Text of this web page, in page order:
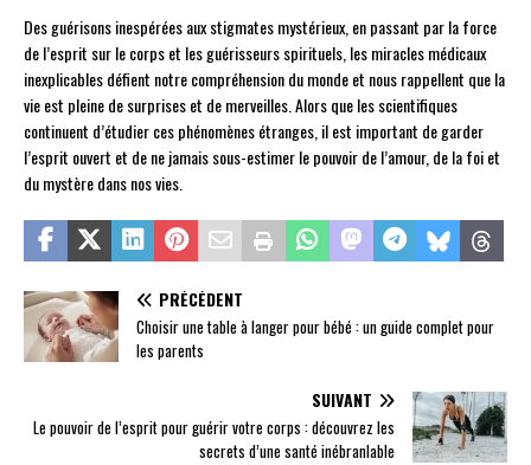
Des guérisons inespérées aux stigmates mystérieux, en passant par la force
de l’esprit sur le corps et les guérisseurs spirituels, les miracles médicaux
inexplicables défient notre compréhension du monde et nous rappellent que la
vie est pleine de surprises et de merveilles. Alors que les scientifiques
continuent d’étudier ces phénomènes étranges, il est important de garder
l’esprit ouvert et de ne jamais sous-estimer le pouvoir de l’amour, de la foi et
du mystère dans nos vies.
PRÉCÉDENT
Choisir une table à langer pour bébé : un guide complet pour
les parents
SUIVANT
Le pouvoir de l’esprit pour guérir votre corps : découvrez les
secrets d’une santé inébranlable